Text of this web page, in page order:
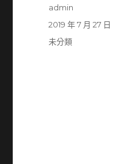
作
admin
發
佈
2019 年 7 月 27 日
分
未分類